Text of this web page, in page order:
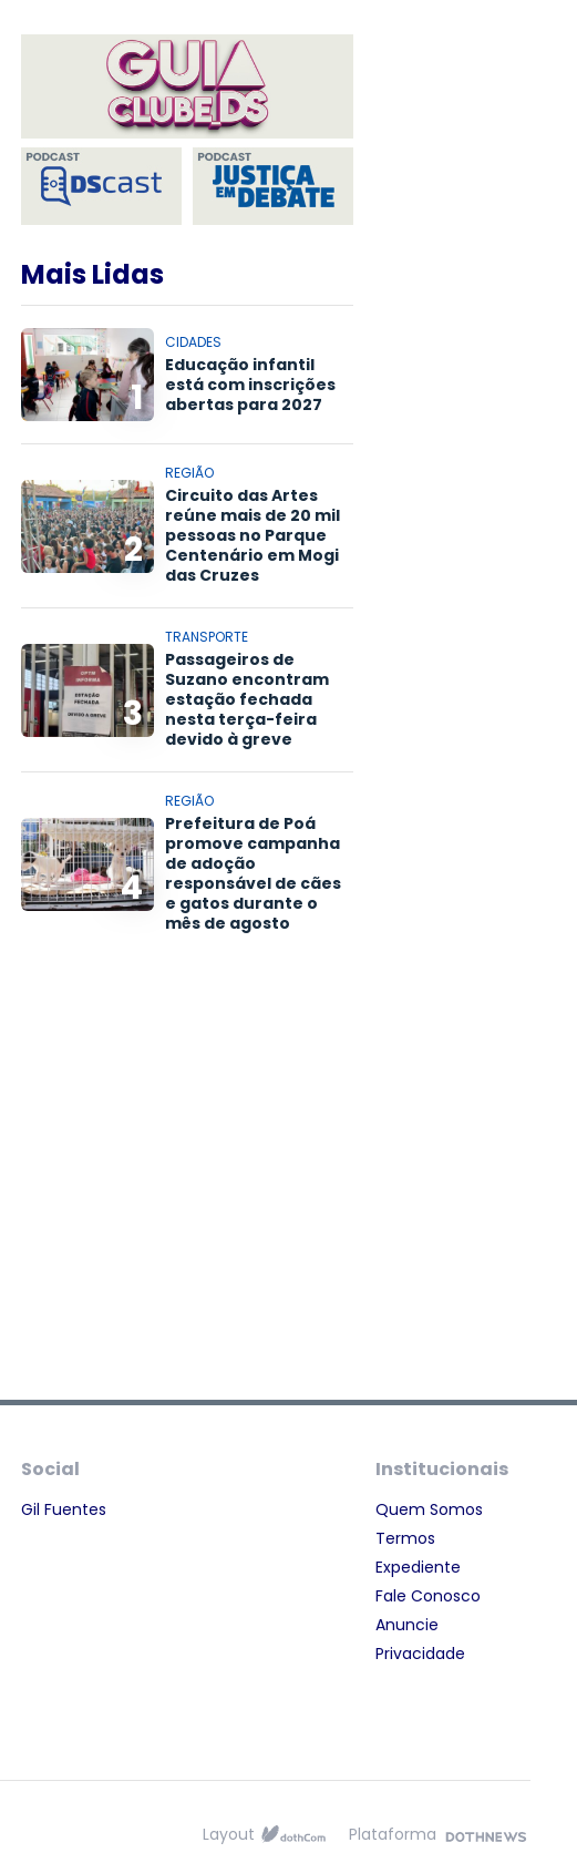
Mais Lidas
1
CIDADES
Educação infantil
está com inscrições
abertas para 2027
2
REGIÃO
Circuito das Artes
reúne mais de 20 mil
pessoas no Parque
Centenário em Mogi
das Cruzes
3
TRANSPORTE
Passageiros de
Suzano encontram
estação fechada
nesta terça-feira
devido à greve
4
REGIÃO
Prefeitura de Poá
promove campanha
de adoção
responsável de cães
e gatos durante o
mês de agosto
Social
Gil Fuentes
Institucionais
Quem Somos
Termos
Expediente
Fale Conosco
Anuncie
Privacidade
Layout Plataforma